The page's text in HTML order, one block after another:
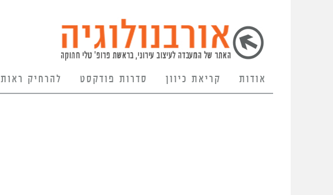
אודות קריאת כיוון סדרות פודקסט להרחיק ראות